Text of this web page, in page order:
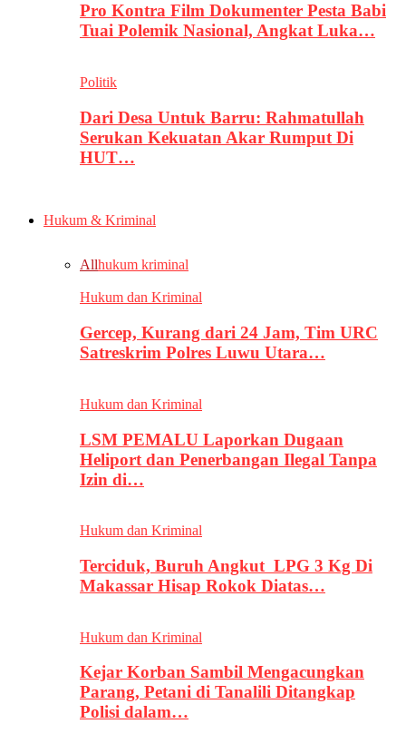
Pro Kontra Film Dokumenter Pesta Babi
Tuai Polemik Nasional, Angkat Luka…
Politik
Dari Desa Untuk Barru: Rahmatullah
Serukan Kekuatan Akar Rumput Di
HUT…
Hukum & Kriminal
Allhukum kriminal
Hukum dan Kriminal
Gercep, Kurang dari 24 Jam, Tim URC
Satreskrim Polres Luwu Utara…
Hukum dan Kriminal
LSM PEMALU Laporkan Dugaan
Heliport dan Penerbangan Ilegal Tanpa
Izin di…
Hukum dan Kriminal
Terciduk, Buruh Angkut LPG 3 Kg Di
Makassar Hisap Rokok Diatas…
Hukum dan Kriminal
Kejar Korban Sambil Mengacungkan
Parang, Petani di Tanalili Ditangkap
Polisi dalam…